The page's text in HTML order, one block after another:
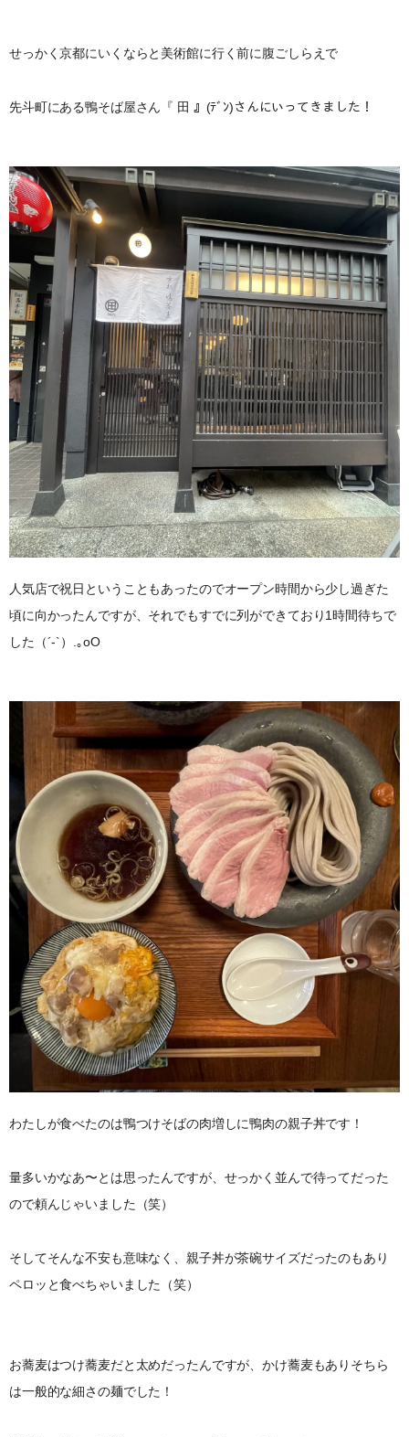
せっかく京都にいくならと美術館に行く前に腹ごしらえで
先斗町にある鴨そば屋さん『 田 』(ﾃﾞﾝ)さんにいってきました！
人気店で祝日ということもあったのでオープン時間から少し過ぎた
頃に向かったんですが、それでもすでに列ができており1時間待ちで
した（´-`）.｡oO
わたしが食べたのは鴨つけそばの肉増しに鴨肉の親子丼です！
量多いかなあ〜とは思ったんですが、せっかく並んで待ってだった
ので頼んじゃいました（笑）
そしてそんな不安も意味なく、親子丼が茶碗サイズだったのもあり
ペロッと食べちゃいました（笑）
お蕎麦はつけ蕎麦だと太めだったんですが、かけ蕎麦もありそちら
は一般的な細さの麺でした！